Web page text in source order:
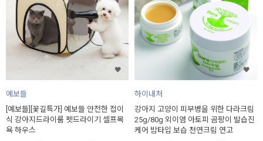
예보들
[예보들][꽃길특가] 예보들 안전한 접이
식 강아지드라이룸 펫드라이기 셀프목
욕 하우스
하이내처
강아지 고양이 피부병을 위한 다라크림
25g/80g 외이염 아토피 곰팡이 발습진
케어 밤타입 보습 천연크림 연고